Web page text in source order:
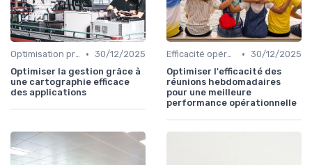
Optimisation processus • 30/12/2025
Optimiser la gestion grâce à
une cartographie efficace
des applications
Efficacité opérationnelle • 30/12/2025
Optimiser l'efficacité des
réunions hebdomadaires
pour une meilleure
performance opérationnelle